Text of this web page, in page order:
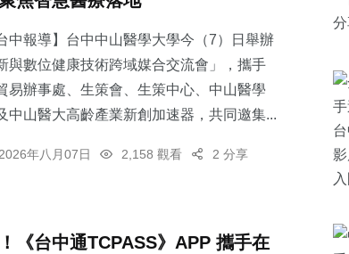
中報導】台中中山醫學大學今（7）日舉辦
與數位健康技術跨域媒合交流會」，攜手
易辦事處、生策會、生策中心、中山醫學
中山醫大高齡產業新創加速器，共同邀集...
2026年八月07日 2,158 觀看 2 分享
《台中通TCPASS》APP 攜手在